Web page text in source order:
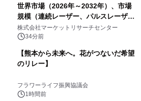
世界市場（2026年～2032年）、市場
規模（連続レーザー、パルスレーザ
ー）・分析レポートを発表
株式会社マーケットリサーチセンター
34分前
【熊本から未来へ。花がつないだ希望
のリレー】
フラワーライフ振興協議会
1時間前